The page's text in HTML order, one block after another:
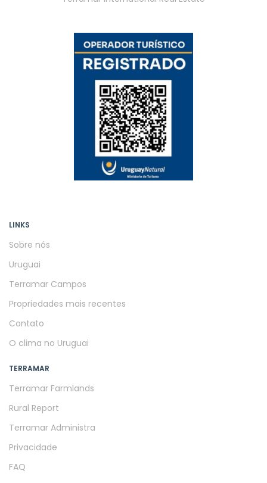
LINKS
Sobre nós
Uruguai
Terramar Campos
Propriedades mais recentes
Contato
O clima no Uruguai
TERRAMAR
Terramar Farmlands
Rural Report
Terramar Administra
Privacidade
FAQ